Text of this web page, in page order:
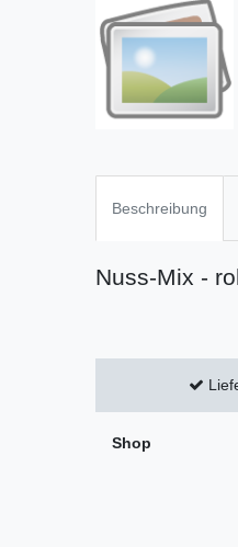
Beschreibung
Nuss-Mix -
Shop